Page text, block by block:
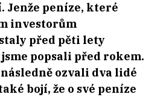
Jenže peníze, které
investorům
před pěti lety
popsali před rokem.
ozvali dva lidé
bojí, že o své peníze